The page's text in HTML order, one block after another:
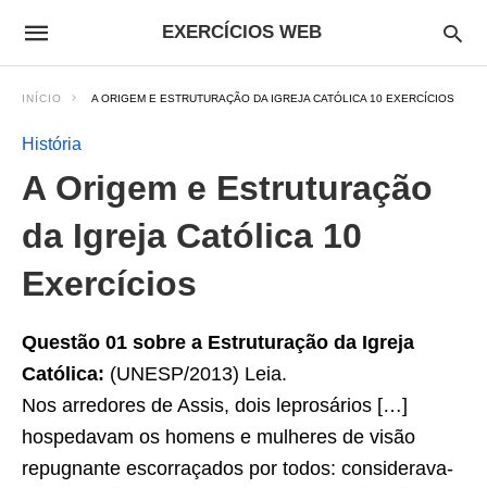
EXERCÍCIOS WEB
INÍCIO A ORIGEM E ESTRUTURAÇÃO DA IGREJA CATÓLICA 10 EXERCÍCIOS
História
A Origem e Estruturação
da Igreja Católica 10
Exercícios
Questão 01 sobre a Estruturação da Igreja
Católica: (UNESP/2013) Leia.
Nos arredores de Assis, dois leprosários […]
hospedavam os homens e mulheres de visão
repugnante escorraçados por todos: considerava-